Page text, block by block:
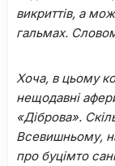
викриттів, а
гальмах.
Хоча, в цьому
нещодавні
«Діброва».
Всевишньому,
про буцімто